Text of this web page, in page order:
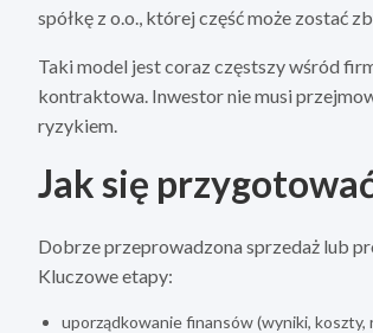
spółkę z o.o., której część może zostać
Taki model jest coraz częstszy wśród
kontraktowa. Inwestor nie musi
ryzykiem.
Jak się
Dobrze przeprowadzona sprzedaż lub
Kluczowe etapy:
uporządkowanie finansów (wyniki, koszty,